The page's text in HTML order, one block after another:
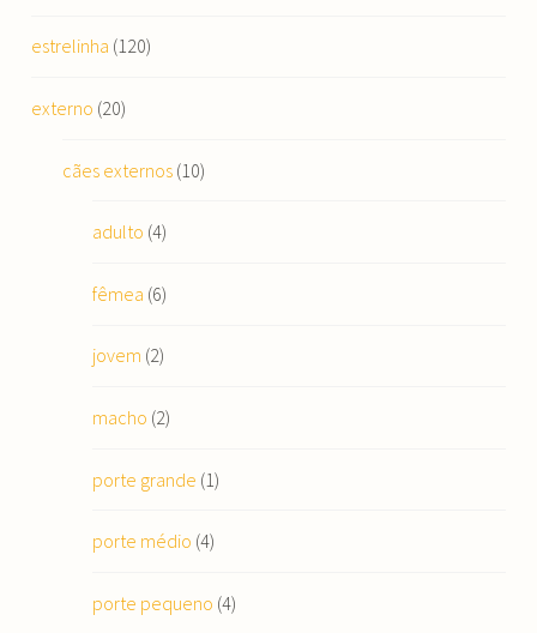
estrelinha (120)
externo (20)
cães externos(10)
adulto (4)
fêmea (6)
jovem (2)
macho (2)
porte grande (1)
porte médio (4)
porte pequeno (4)